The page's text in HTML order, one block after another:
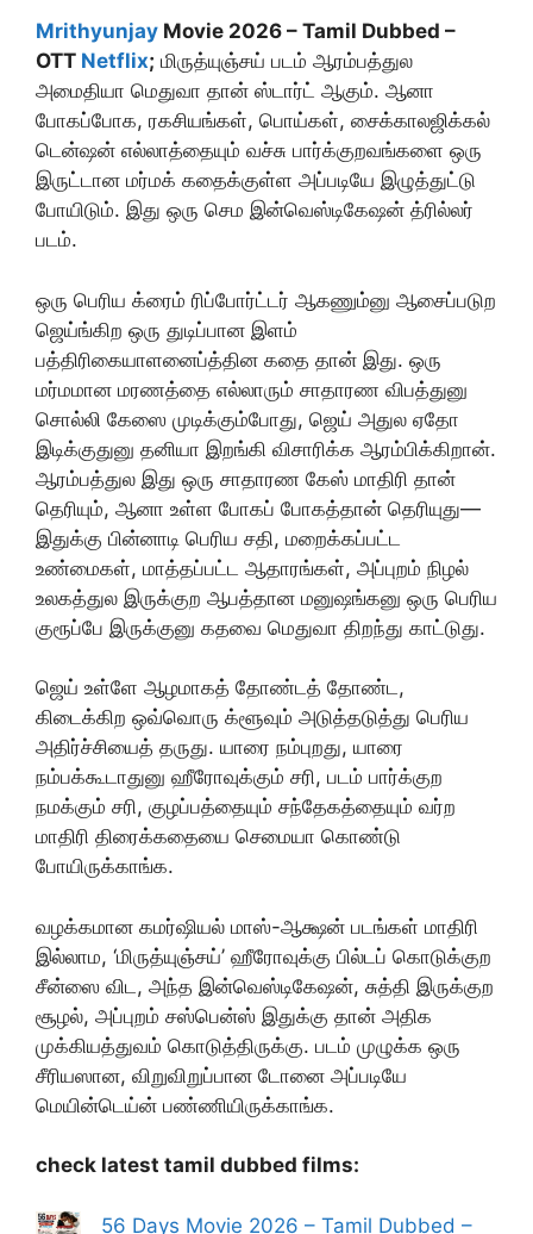
Mrithyunjay Movie 2026 – Tamil Dubbed –
OTT Netflix; மிருத்யுஞ்சய் படம் ஆரம்பத்துல
அமைதியா மெதுவா தான் ஸ்டார்ட் ஆகும். ஆனா
போகப்போக, ரகசியங்கள், பொய்கள், சைக்காலஜிக்கல்
டென்ஷன் எல்லாத்தையும் வச்சு பார்க்குறவங்களை ஒரு
இருட்டான மர்மக் கதைக்குள்ள அப்படியே இழுத்துட்டு
போயிடும். இது ஒரு செம இன்வெஸ்டிகேஷன் த்ரில்லர்
படம்.
ஒரு பெரிய க்ரைம் ரிப்போர்ட்டர் ஆகணும்னு ஆசைப்படுற
ஜெய்ங்கிற ஒரு துடிப்பான இளம்
பத்திரிகையாளனைப்த்தின கதை தான் இது. ஒரு
மர்மமான மரணத்தை எல்லாரும் சாதாரண விபத்துனு
சொல்லி கேஸை முடிக்கும்போது, ஜெய் அதுல ஏதோ
இடிக்குதுனு தனியா இறங்கி விசாரிக்க ஆரம்பிக்கிறான்.
ஆரம்பத்துல இது ஒரு சாதாரண கேஸ் மாதிரி தான்
தெரியும், ஆனா உள்ள போகப் போகத்தான் தெரியுது—
இதுக்கு பின்னாடி பெரிய சதி, மறைக்கப்பட்ட
உண்மைகள், மாத்தப்பட்ட ஆதாரங்கள், அப்புறம் நிழல்
உலகத்துல இருக்குற ஆபத்தான மனுஷங்கனு ஒரு பெரிய
குரூப்பே இருக்குனு கதவை மெதுவா திறந்து காட்டுது.
ஜெய் உள்ளே ஆழமாகத் தோண்டத் தோண்ட,
கிடைக்கிற ஒவ்வொரு க்ளூவும் அடுத்தடுத்து பெரிய
அதிர்ச்சியைத் தருது. யாரை நம்புறது, யாரை
நம்பக்கூடாதுனு ஹீரோவுக்கும் சரி, படம் பார்க்குற
நமக்கும் சரி, குழப்பத்தையும் சந்தேகத்தையும் வர்ற
மாதிரி திரைக்கதையை செமையா கொண்டு
போயிருக்காங்க.
வழக்கமான கமர்ஷியல் மாஸ்-ஆக்ஷன் படங்கள் மாதிரி
இல்லாம, ‘மிருத்யுஞ்சய்’ ஹீரோவுக்கு பில்டப் கொடுக்குற
சீன்ஸை விட, அந்த இன்வெஸ்டிகேஷன், சுத்தி இருக்குற
சூழல், அப்புறம் சஸ்பென்ஸ் இதுக்கு தான் அதிக
முக்கியத்துவம் கொடுத்திருக்கு. படம் முழுக்க ஒரு
சீரியஸான, விறுவிறுப்பான டோனை அப்படியே
மெயின்டெய்ன் பண்ணியிருக்காங்க.
check latest tamil dubbed films:
56 Days Movie 2026 – Tamil Dubbed –